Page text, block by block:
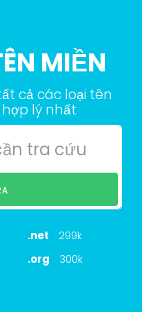
MIỀN
cả các loại tên
lý nhất
.net
299k
.org
300k